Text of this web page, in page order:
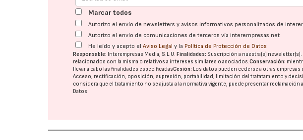
Marcar todos
Autorizo el envío de newsletters y avisos informativos personalizados de
Autorizo el envío de comunicaciones de terceros vía interempresas.net
He leído y acepto elAviso Legal y la Política de Protección de Datos
Responsable: Interempresas Media, S.L.U. Finalidades: Suscripción a nuestra(s)
relacionados con la misma o relativos a intereses similares o asociados.Conservación:
llevar a cabo las finalidades especificadasCesión: Los datos pueden cederse a otras empresas
Acceso, rectificación, oposición, supresión, portabilidad, limitación del tratatamiento y
considera que el tratamiento no se ajusta a la normativa vigente, puede presentar reclamación
Datos